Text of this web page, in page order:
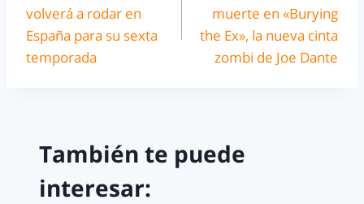
volverá a rodar en
España para su sexta
temporada
muerte en «Burying
the Ex», la nueva cinta
zombi de Joe Dante
También te puede
interesar: